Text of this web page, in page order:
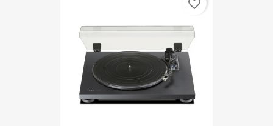
favorite_border